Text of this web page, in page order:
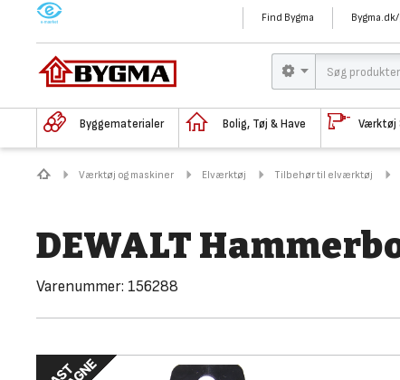
M Find Bygma
Byggematerialer Bolig, Tøj & Have Værktøj
Værktøj og maskiner Elværktøj Tilbehør til elværktøj
DEWALT
Varenummer: 156288